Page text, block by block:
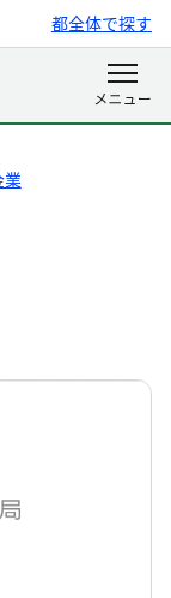
都全体で探す
業